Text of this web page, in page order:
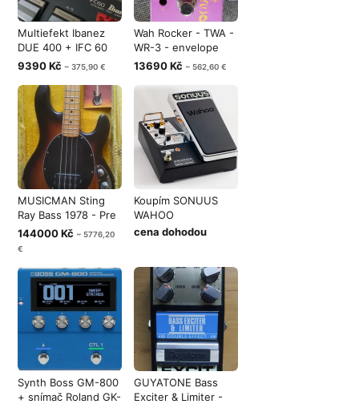
Multiefekt Ibanez
DUE 400 + IFC 60
Foot Contr
9390 Kč ~ 375,90 €
Wah Rocker - TWA -
WR-3 - envelope
filter - k
13690 Kč ~ 562,60 €
MUSICMAN Sting
Ray Bass 1978 - Pre
Ernie Ball
144000 Kč ~ 5776,20
€
Koupím SONUUS
WAHOO
cena dohodou
Synth Boss GM-800
+ snímač Roland GK-
GUYATONE Bass
Exciter & Limiter -